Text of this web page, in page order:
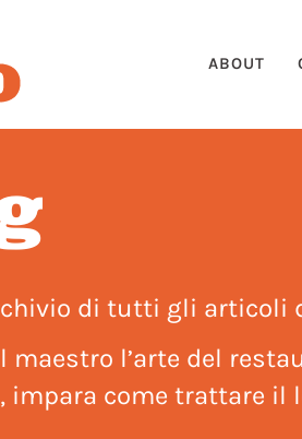
ABOUT
di tutti gli articoli
maestro l’arte del
impara come trattare il